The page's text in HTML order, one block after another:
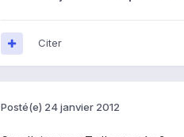
Citer
Posté(e) 24 janvier 2012